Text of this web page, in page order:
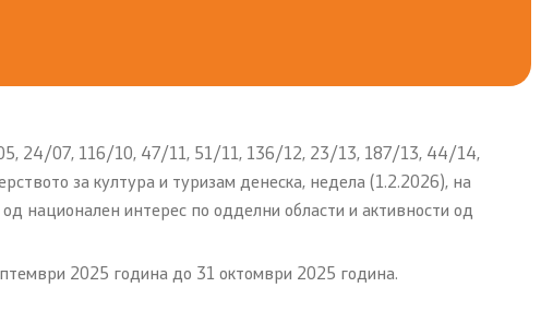
05, 24/07, 116/10, 47/11, 51/11, 136/12, 23/13, 187/13, 44/14,
за култура и туризам денеска, недела (1.2.2026), на
национален интерес по одделни области и активности од
2025 година до 31 октомври 2025 година.